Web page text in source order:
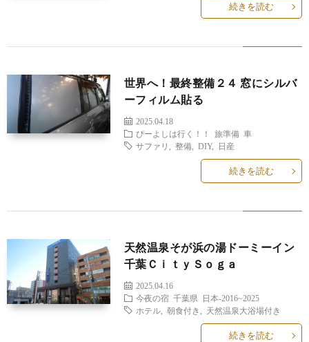
続きを読む
世界へ！最終整備２４ 窓にシルバ
ーフィルム貼る
2025.04.18
ぴーよしは行く！！
旅準備 車
サファリ
整備, DIY, 日産
続きを読む
天然温泉そが浜の湯ドーミーイン
千葉ＣｉｔｙＳｏｇａ
2025.04.16
今夜の宿 千葉県
日本-2016~2025
ホテル, 朝食付き 天然温泉大浴場付き
続きを読む